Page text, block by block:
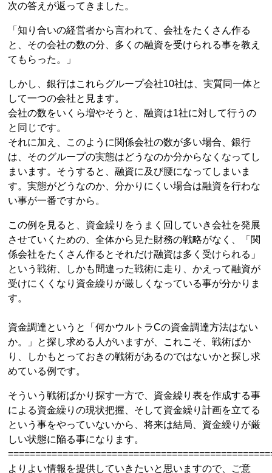
次の答えが返ってきました。
「知り合いの経営者から言われて、会社をたくさん作る
と、その会社の数の分、多くの融資を受けられる事を教え
てもらった。」
しかし、銀行はこれらグループ会社10社は、実質同一体と
して一つの会社と見ます。
会社の数をいくら増やそうと、融資は1社に対して行うの
と同じです。
それに加え、このように関係会社の数が多い場合、銀行
は、そのグループの実態はどうなのか分からなくなってし
まいます。そうすると、融資に及び腰になってしまいま
す。実態がどうなのか、分かりにくい場合は融資を行わな
い事が一番ですから。
この例を見ると、資金繰りをうまく回していき会社を発展
させていくための、全体から見た財務の戦略がなく、「関
係会社をたくさん作るとそれだけ融資は多く受けられる」
という戦術、しかも間違った戦術に走り、かえって融資が
受けにくくなり資金繰りが厳しくなっている事が分かりま
す。
資金調達というと「何かウルトラCの資金調達方法はない
か。」と探し求める人がいますが、これこそ、戦術ばか
り、しかもとっておきの戦術があるのではないかと探し求
めている例です。
そういう戦術ばかり探す一方で、資金繰り表を作成する事
による資金繰りの現状把握、そして資金繰り計画を立てる
という事をやっていないから、将来は結局、資金繰りが厳
しい状態に陥る事になります。
よりよい情報を提供していきたいと思いますので、ご意